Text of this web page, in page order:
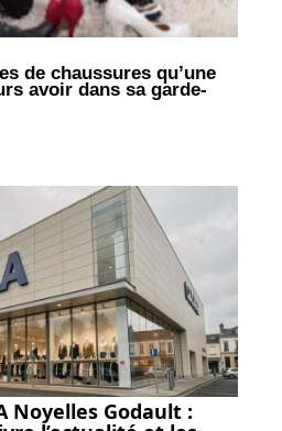
de chaussures qu’une
avoir dans sa garde-
Noyelles Godault :